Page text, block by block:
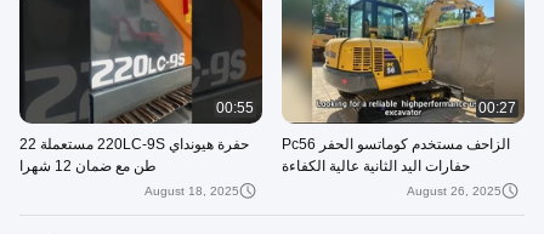
00:27
الزاحف مستخدم كوماتسو الحفر Pc56
حفارات اليد الثانية عالية الكفاءة
August 26, 2025
00:55
حفرة هيونداي 220LC-9S مستعملة 22
طن مع ضمان 12 شهرا
August 18, 2025